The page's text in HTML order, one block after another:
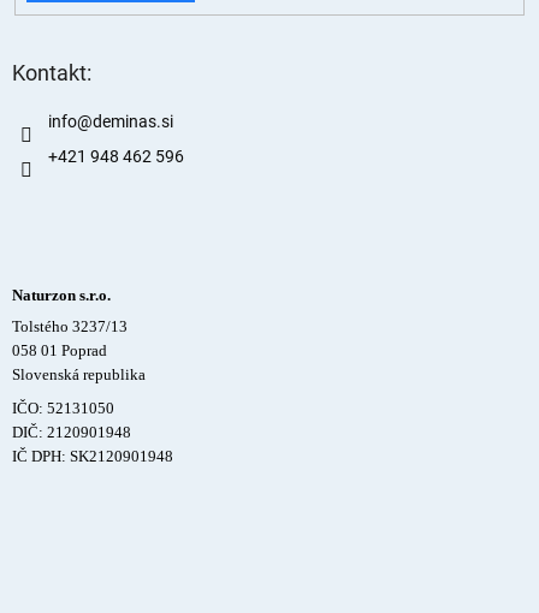
Kontakt:
info@deminas.si
+421 948 462 596
Naturzon s.r.o.
Tolstého 3237/13
058 01 Poprad
Slovenská republika
IČO: 52131050
DIČ: 2120901948
IČ DPH: SK2120901948